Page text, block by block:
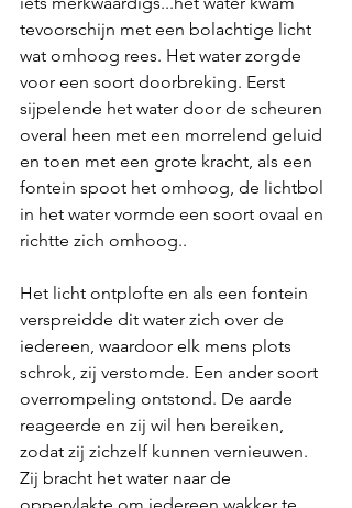
tevoorschijn met een bolachtige licht
wat omhoog rees. Het water zorgde
voor een soort doorbreking. Eerst
sijpelende het water door de scheuren
overal heen met een morrelend geluid
en toen met een grote kracht, als een
fontein spoot het omhoog, de lichtbol
in het water vormde een soort ovaal en
richtte zich omhoog..
Het licht ontplofte en als een fontein
verspreidde dit water zich over de
iedereen, waardoor elk mens plots
schrok, zij verstomde. Een ander soort
overrompeling ontstond. De aarde
reageerde en zij wil hen bereiken,
zodat zij zichzelf kunnen vernieuwen.
Zij bracht het water naar de